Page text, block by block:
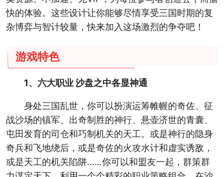
快的体验。这些设计让你能够尽情享受三国时期的复
杂博弈与智计较量，快来加入这场激烈的争夺吧！
游戏特色
1、六大职业 沙盘之中各显神通
身处三国乱世，你可以扮演运筹帷幄的奇佐、征
战沙场的镇军、出奇制胜的神行、悬壶济世的青囊、
屯田发育的司仓和巧制机关的天工。或是神行的隐身
奇兵和飞地绕后，或是奇佐的火攻水计和虚实诱敌，
或是天工的机关陷阱……你可以和盟友一起，群策群